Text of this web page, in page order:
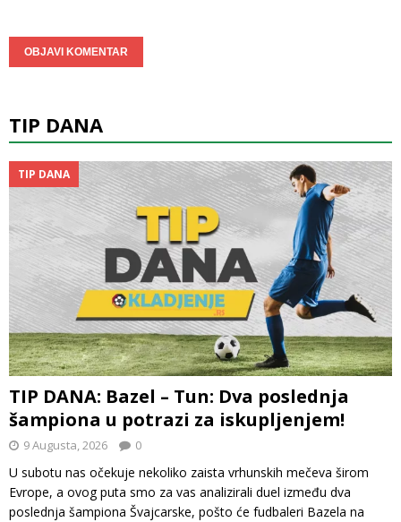
TIP DANA
TIP DANA
TIP DANA: Bazel – Tun: Dva poslednja
šampiona u potrazi za iskupljenjem!
9 Augusta, 2026 0
U subotu nas očekuje nekoliko zaista vrhunskih mečeva širom
Evrope, a ovog puta smo za vas analizirali duel između dva
poslednja šampiona Švajcarske, pošto će fudbaleri Bazela na